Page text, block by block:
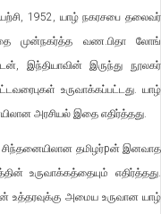
1952, யாழ் நகரசபை தலைவர்
முன்நகர்த்த வண.பிதா லோங்
இந்தியாவின் இருந்து நூலகர்
உருவாக்கப்பட்டது. யாழ்
அரசியல் இதை எதிர்த்தது.
தமிழர்pன் இனவாத
உருவாக்கத்தையும் எதிர்த்தது.
உத்தரவுக்கு அமைய உருவான யாழ்